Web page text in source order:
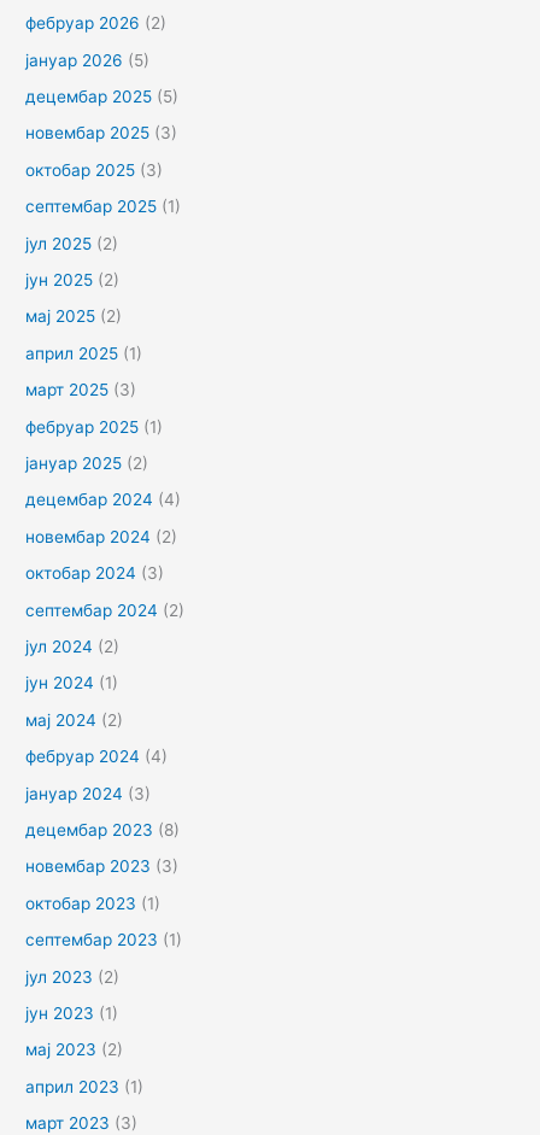
фебруар 2026 (2)
јануар 2026 (5)
децембар 2025 (5)
новембар 2025 (3)
октобар 2025 (3)
септембар 2025 (1)
јул 2025 (2)
јун 2025 (2)
мај 2025 (2)
април 2025 (1)
март 2025 (3)
фебруар 2025 (1)
јануар 2025 (2)
децембар 2024 (4)
новембар 2024 (2)
октобар 2024 (3)
септембар 2024 (2)
јул 2024 (2)
јун 2024 (1)
мај 2024 (2)
фебруар 2024 (4)
јануар 2024 (3)
децембар 2023 (8)
новембар 2023 (3)
октобар 2023 (1)
септембар 2023 (1)
јул 2023 (2)
јун 2023 (1)
мај 2023 (2)
април 2023 (1)
март 2023 (3)